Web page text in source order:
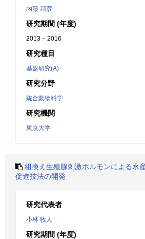
内藤 邦彦
研究期間 (年度)
2013 – 2016
研究種目
基盤研究(A)
研究分野
統合動物科学
研究機関
東京大学
組換え生殖腺刺激ホルモンによる水
促進技法の開発
研究代表者
小林 牧人
研究期間 (年度)